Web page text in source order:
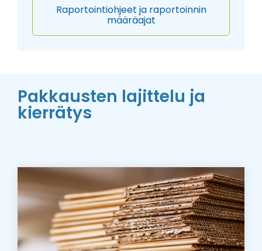
Raportointiohjeet ja raportoinnin
määräajat
Pakkausten lajittelu ja
kierrätys